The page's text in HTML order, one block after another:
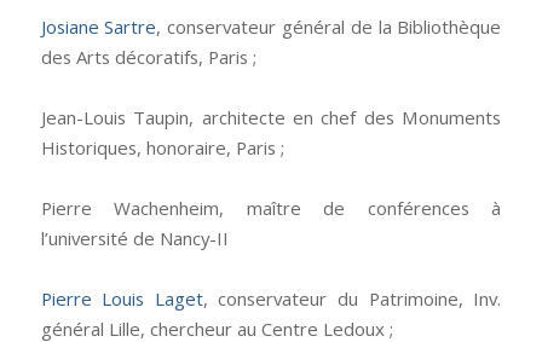
Josiane Sartre, conservateur général de la Bibliothèque
des Arts décoratifs, Paris ;
Jean-Louis Taupin, architecte en chef des Monuments
Historiques, honoraire, Paris ;
Pierre Wachenheim, maître de conférences à
l’université de Nancy-II
Pierre Louis Laget, conservateur du Patrimoine, Inv.
général Lille, chercheur au Centre Ledoux ;